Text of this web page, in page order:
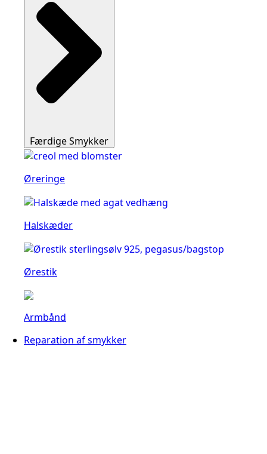
Færdige Smykker
Øreringe
Halskæder
Ørestik
Armbånd
Reparation af smykker